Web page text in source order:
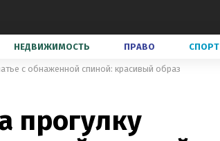
НЕДВИЖИМОСТЬ ПРАВО СПОРТ
с обнаженной спиной: красивый образ
прогулку